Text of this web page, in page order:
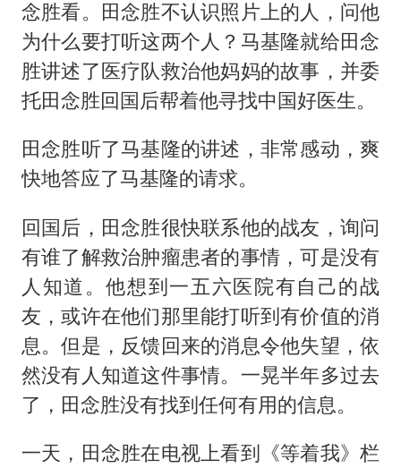
念胜看。田念胜不认识照片上的人，问他
为什么要打听这两个人？马基隆就给田念
胜讲述了医疗队救治他妈妈的故事，并委
托田念胜回国后帮着他寻找中国好医生。
田念胜听了马基隆的讲述，非常感动，爽
快地答应了马基隆的请求。
回国后，田念胜很快联系他的战友，询问
有谁了解救治肿瘤患者的事情，可是没有
人知道。他想到一五六医院有自己的战
友，或许在他们那里能打听到有价值的消
息。但是，反馈回来的消息令他失望，依
然没有人知道这件事情。一晃半年多过去
了，田念胜没有找到任何有用的信息。
一天，田念胜在电视上看到《等着我》栏